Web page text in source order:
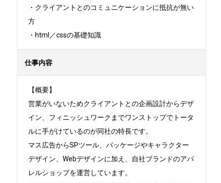
・クライアントとのコミュニケーションに抵抗が無い
方
・html／cssの基礎知識
仕事内容
【概要】
営業がいないためクライアントとの企画設計からデザ
イン、フィニッシュワークまでワンストップでトータ
ルに手がけているのが同社の特長です。
マス広告からSPツール、パッケージやキャラクター
デザイン、Webデザインに加え、自社ブランドのアパ
レルショップを運営しています。